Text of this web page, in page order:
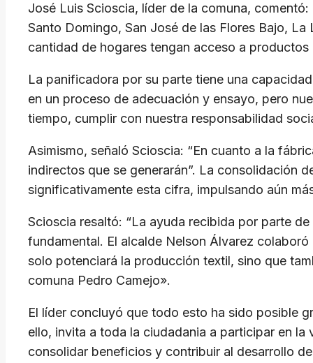
​José Luis Scioscia, líder de la comuna,
Santo Domingo, San José de las Flores Bajo,
cantidad de hogares tengan acceso a
​La panificadora por su parte tiene una
en un proceso de adecuación y ensayo, pero
tiempo, cumplir con nuestra responsabilidad
​Asimismo, señaló Scioscia: “En cuanto a la
indirectos que se generarán”. La consolidación
significativamente esta cifra, impulsando aún
​Scioscia resaltó: “La ayuda recibida por parte
fundamental. El alcalde Nelson Álvarez
solo potenciará la producción textil, sino que
comuna Pedro Camejo».
​El líder concluyó que todo esto ha sido posible
ello, invita a toda la ciudadania a participar en
consolidar beneficios y contribuir al desarrollo